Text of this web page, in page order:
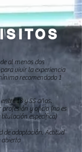
al menos dos
vivir la experiencia
recomendado 1
18 y 55 años.
profesión y oficio (no es
titulación específica)
de adaptación. Actitud
abierta